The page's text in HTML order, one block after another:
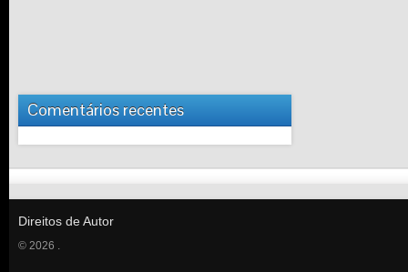
Comentários recentes
Direitos de Autor
© 2026 .